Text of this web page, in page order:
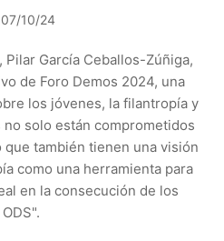
07/10/24
Pilar García Ceballos-Zúñiga,
de Foro Demos 2024, una
los jóvenes, la filantropía y
no solo están comprometidos
también tienen una visión
como una herramienta para
en la consecución de los
ODS".